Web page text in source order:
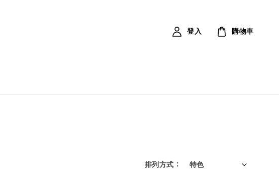
登入 購物車
排列方式 :